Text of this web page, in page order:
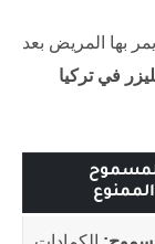
بها المريض بعد
في تركيا